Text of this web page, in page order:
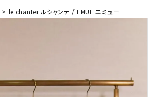
search
> le chanter ルシャンテ / EMÜE エミュー